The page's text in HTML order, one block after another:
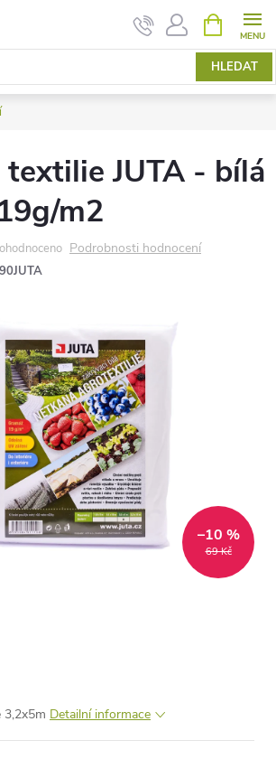
HLEDAT
NÁKUPNÍ
KOŠÍK
textilie JUTA - bílá
m2
Podrobnosti hodnocení
69 Kč
–10 %
3,2x5m Detailní informace